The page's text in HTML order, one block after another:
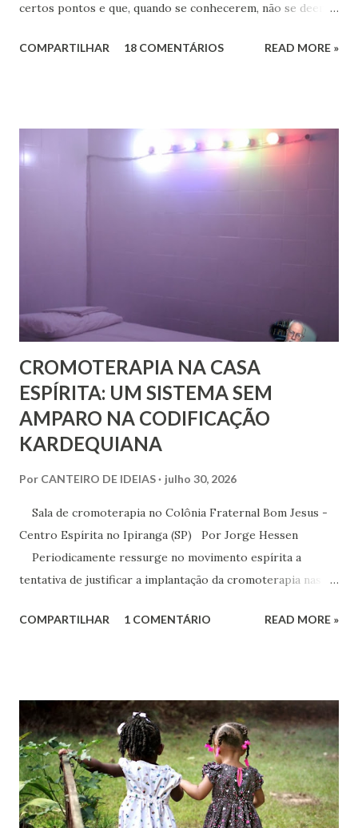
certos pontos e que, quando se conhecerem, não se deem -
inimigos comuns: os preconceitos sociais, a rotina, o
mais rico e produtivo por ele nos é ofertado. As relações
que a Doutrina Espírita estabelece com as questões sociais
e as ciências humanas, nos faculta, nos muni de
COMPARTILHAR 18 COMENTÁRIOS READ MORE »
CROMOTERAPIA NA CASA
ESPÍRITA: UM SISTEMA SEM
AMPARO NA CODIFICAÇÃO
KARDEQUIANA
Por CANTEIRO DE IDEIAS julho 30, 2026
Sala de cromoterapia no Colônia Fraternal Bom Jesus -
Centro Espírita no Ipiranga (SP) Por Jorge Hessen
Periodicamente ressurge no movimento espírita a
tentativa de justificar a implantação da cromoterapia nas
Joanna de Ângelis, especialmente na obra Plenitude .
Joanna de Ângelis menciona a helioterapia e faz alusões à
cromoterapia no contexto da preservação da saúde física e
psíquica. Em nenhum momento, porém, recomenda sua
adoção como prática institucional do Espiritismo. Há
profunda diferença entre reconhecer a existência de um
COMPARTILHAR 1 COMENTÁRIO READ MORE »